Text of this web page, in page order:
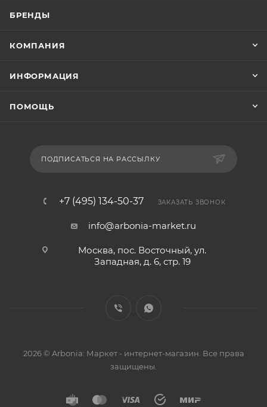
БРЕНДЫ
КОМПАНИЯ
ИНФОРМАЦИЯ
ПОМОЩЬ
ПОДПИСАТЬСЯ НА РАССЫЛКУ
+7 (495) 134-50-37 ЗАКАЗАТЬ ЗВОНОК
info@arbonia-market.ru
Москва, пос. Восточный, ул.
Западная, д. 6, стр. 19
2026 © Arbonia: Маркет - интернет-магазин. Все права
защищены.